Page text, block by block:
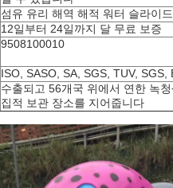
섬유 유리 해역 해적 워터 슬라이드
12일부터 24일까지 달 무료 보증
9508100010
ISO, SASO, SA, SGS, TUV, SGS,
수출되고 56개국 위에서 연한 녹
집적 보관 장소를 지어줍니다